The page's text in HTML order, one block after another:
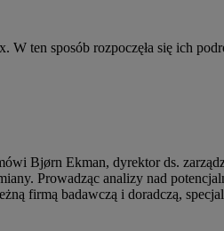
W ten sposób rozpoczęła się ich
Bjørn Ekman, dyrektor ds.
Prowadząc analizy nad
firmą badawczą i doradczą,